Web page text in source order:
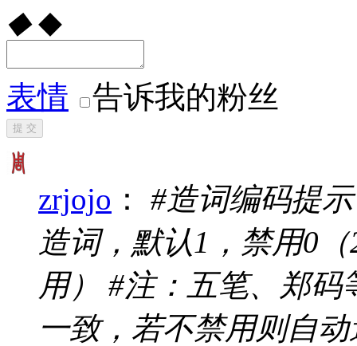
◆ ◆
表情 告诉我的粉丝
提 交
zrjojo ：
#造词编码提
造词，默认1，禁用0
用） #注：五笔、郑
一致，若不禁用则自